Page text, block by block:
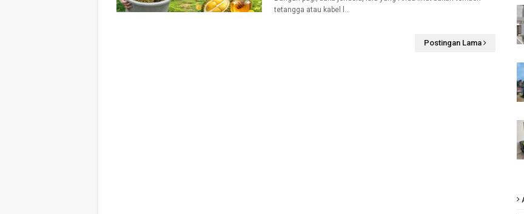
tetangga atau kabel l…
Postingan Lama